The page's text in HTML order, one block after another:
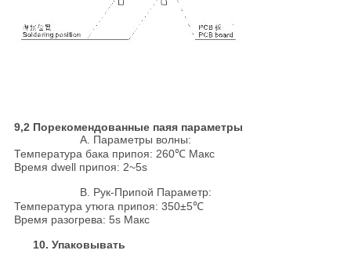
9,2 Порекомендованные паяя параметры
A. Параметры волны:
Температура бака припоя: 260℃ Макс
Время dwell припоя: 2~5s
B. Рук-Припой Параметр:
Температура утюга припоя: 350±5℃
Время разогрева: 5s Макс
10. Упаковывать